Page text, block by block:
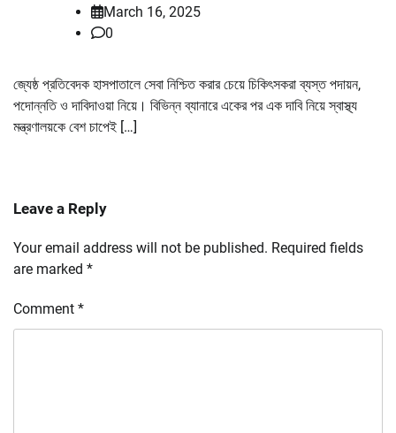
March 16, 2025
0
জ্যেষ্ঠ প্রতিবেদক হাসপাতালে সেবা নিশ্চিত করার চেয়ে চিকিৎসকরা ব্যস্ত পদায়ন,
পদোন্নতি ও দাবিদাওয়া নিয়ে। বিভিন্ন ব্যানারে একের পর এক দাবি নিয়ে স্বাস্থ্য
মন্ত্রণালয়কে বেশ চাপেই […]
Leave a Reply
Your email address will not be published. Required fields
are marked *
Comment *